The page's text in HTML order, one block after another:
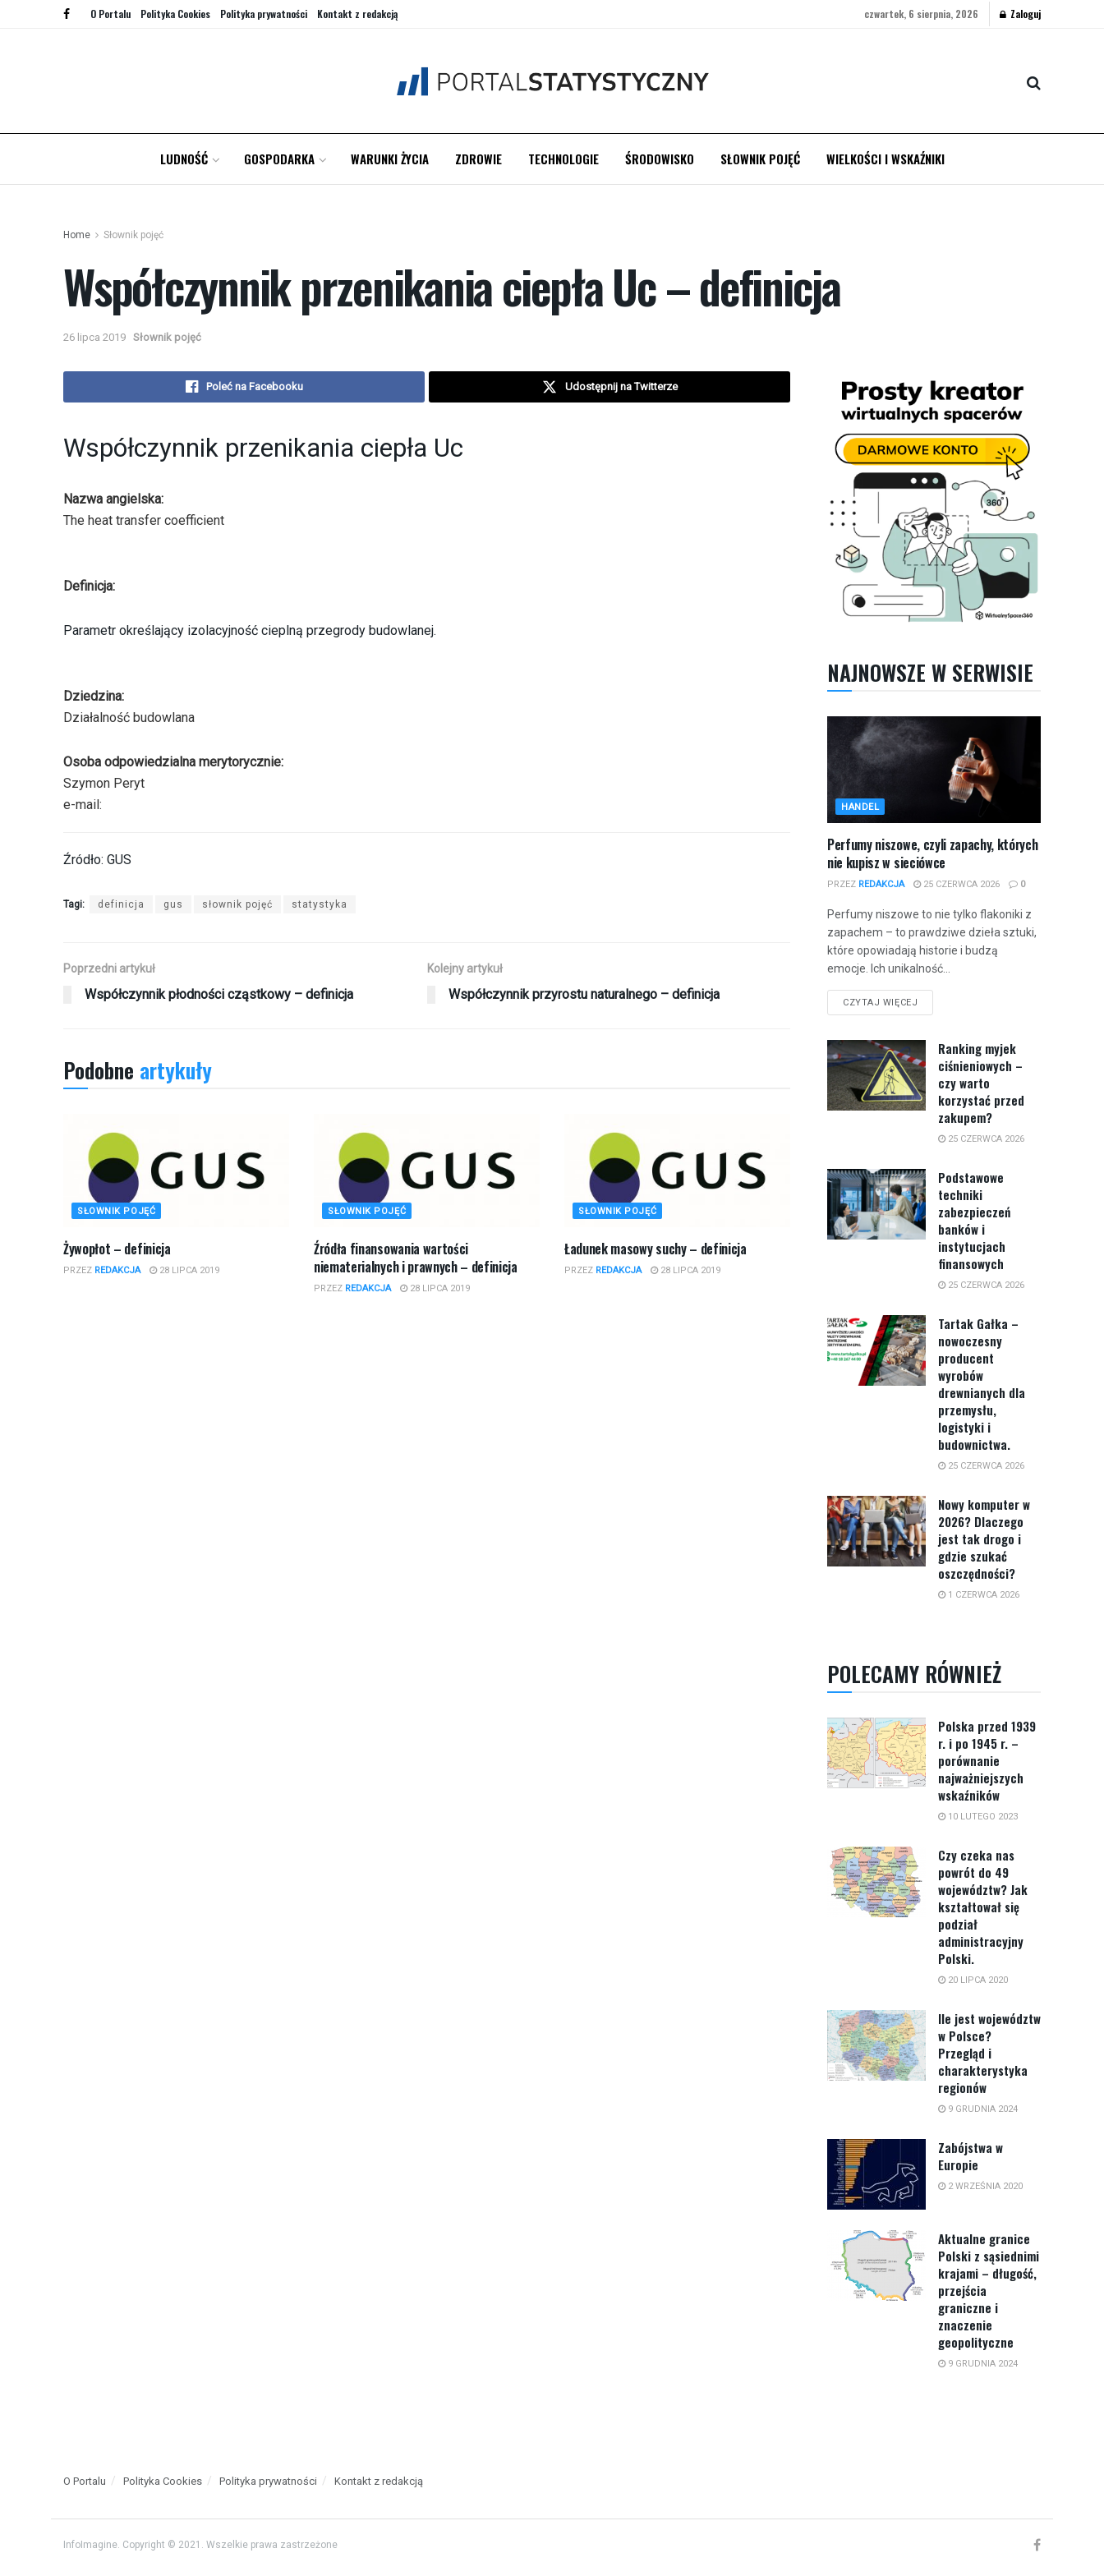
O Portalu Polityka Cookies Polityka prywatności Kontakt z redakcją czwartek, 6 sierpnia, 2026 Zaloguj
LUDNOŚĆ GOSPODARKA WARUNKI ŻYCIA ZDROWIE TECHNOLOGIE ŚRODOWISKO SŁOWNIK POJĘĆ WIELKOŚCI I WSKAŹNIKI
Home Słownik pojęć
Współczynnik przenikania ciepła Uc – definicja
26 lipca 2019 Słownik pojęć
Poleć na Facebooku Udostępnij na Twitterze
Współczynnik przenikania ciepła Uc
Nazwa angielska:
The heat transfer coefficient
Definicja:
Parametr określający izolacyjność cieplną przegrody budowlanej.
Dziedzina:
Działalność budowlana
Osoba odpowiedzialna merytorycznie:
Szymon Peryt
e-mail:
Źródło: GUS
Tagi: definicja gus słownik pojęć statystyka
Poprzedni artykuł
Współczynnik płodności cząstkowy – definicja
Kolejny artykuł
Współczynnik przyrostu naturalnego – definicja
Podobne artykuły
SŁOWNIK POJĘĆ
Żywopłot – definicja
PRZEZ REDAKCJA 28 LIPCA 2019
SŁOWNIK POJĘĆ
Źródła finansowania wartości
niematerialnych i prawnych – definicja
PRZEZ REDAKCJA 28 LIPCA 2019
SŁOWNIK POJĘĆ
Ładunek masowy suchy – definicja
PRZEZ REDAKCJA 28 LIPCA 2019
NAJNOWSZE W SERWISIE
HANDEL
Perfumy niszowe, czyli zapachy, których
nie kupisz w sieciówce
PRZEZ REDAKCJA 25 CZERWCA 2026 0
Perfumy niszowe to nie tylko flakoniki z
zapachem – to prawdziwe dzieła sztuki,
które opowiadają historie i budzą
emocje. Ich unikalność...
CZYTAJ WIĘCEJ
Ranking myjek
ciśnieniowych –
czy warto
korzystać przed
zakupem?
25 CZERWCA 2026
Podstawowe
techniki
zabezpieczeń
banków i
instytucjach
finansowych
25 CZERWCA 2026
Tartak Gałka –
nowoczesny
producent
wyrobów
drewnianych dla
przemysłu,
logistyki i
budownictwa.
25 CZERWCA 2026
Nowy komputer w
2026? Dlaczego
jest tak drogo i
gdzie szukać
oszczędności?
1 CZERWCA 2026
POLECAMY RÓWNIEŻ
Polska przed 1939
r. i po 1945 r. –
porównanie
najważniejszych
wskaźników
10 LUTEGO 2023
Czy czeka nas
powrót do 49
województw? Jak
kształtował się
podział
administracyjny
Polski.
20 LIPCA 2020
Ile jest województw
w Polsce?
Przegląd i
charakterystyka
regionów
9 GRUDNIA 2024
Zabójstwa w
Europie
2 WRZEŚNIA 2020
Aktualne granice
Polski z sąsiednimi
krajami – długość,
przejścia
graniczne i
znaczenie
geopolityczne
9 GRUDNIA 2024
O Portalu Polityka Cookies Polityka prywatności Kontakt z redakcją
InfoImagine. Copyright © 2021. Wszelkie prawa zastrzeżone